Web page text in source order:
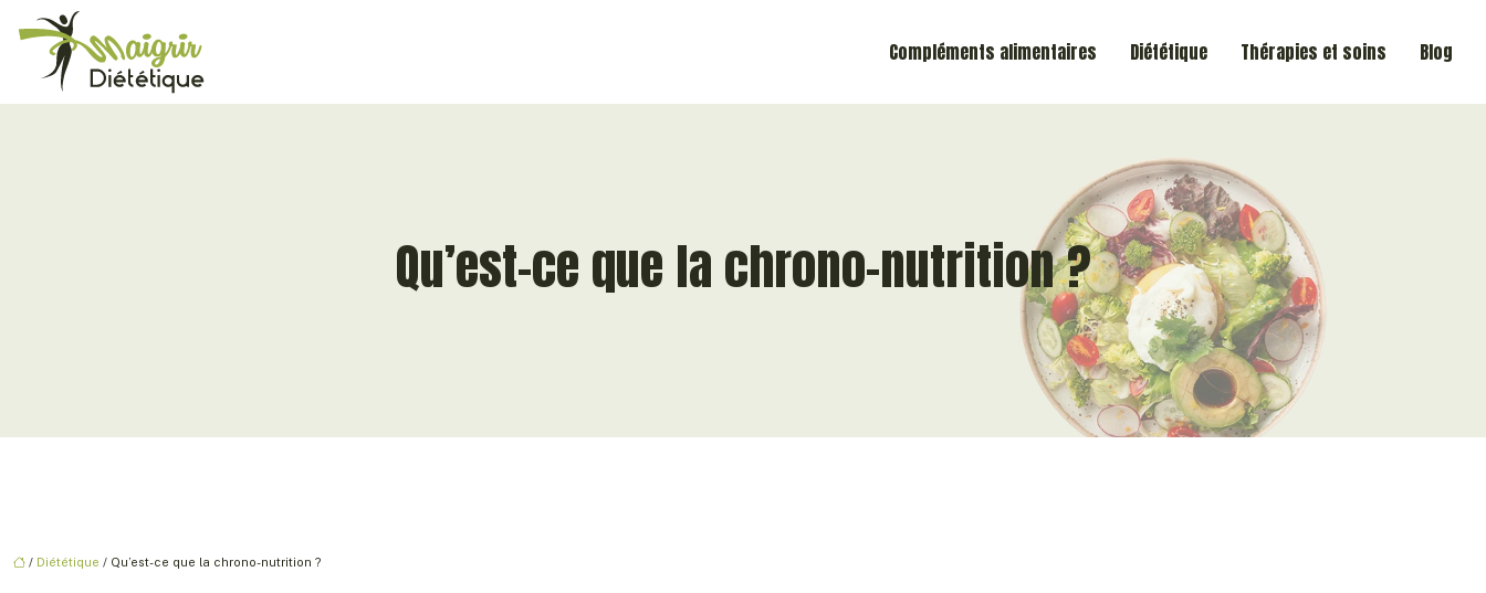
Compléments alimentaires Diététique Thérapies et soins Blog
Qu’est-ce que la chrono-nutrition ?
/ Diététique / Qu’est-ce que la chrono-nutrition ?